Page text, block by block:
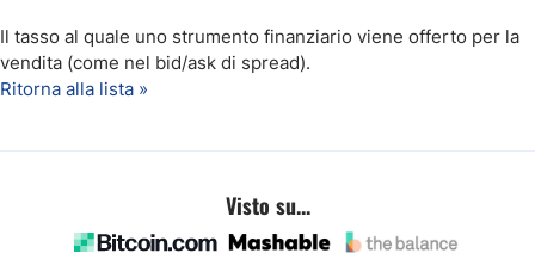
Il tasso al quale uno strumento finanziario viene offerto per la
vendita (come nel bid/ask di spread).
Ritorna alla lista »
Visto su...